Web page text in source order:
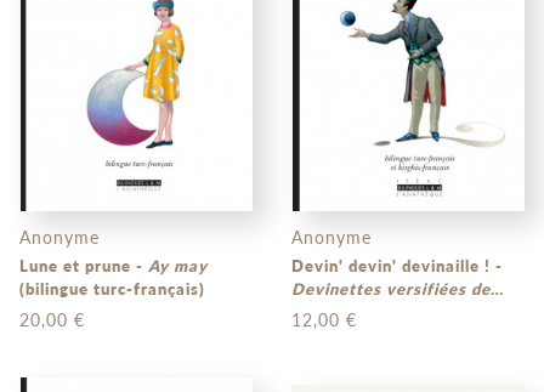
Anonyme
Lune et prune - Ay may
(bilingue turc-français)
20,00 €
Anonyme
Devin' devin' devinaille ! -
Devinettes versifiées de
Turquie et du Kirghizstan
(bilingue turc-français et
12,00 €